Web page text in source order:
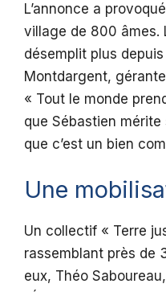
L’annonce a
village de 800 âmes.
désemplit plus
Montdargent,
« Tout le monde
que Sébastien mérite
que c’est un bien
Une
Un collectif « Terre
rassemblant près de
eux, Théo